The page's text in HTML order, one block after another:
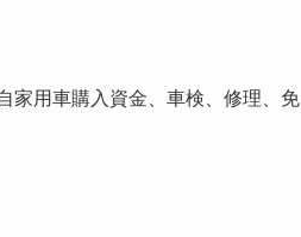
家用車購入資金、車検、修理、免